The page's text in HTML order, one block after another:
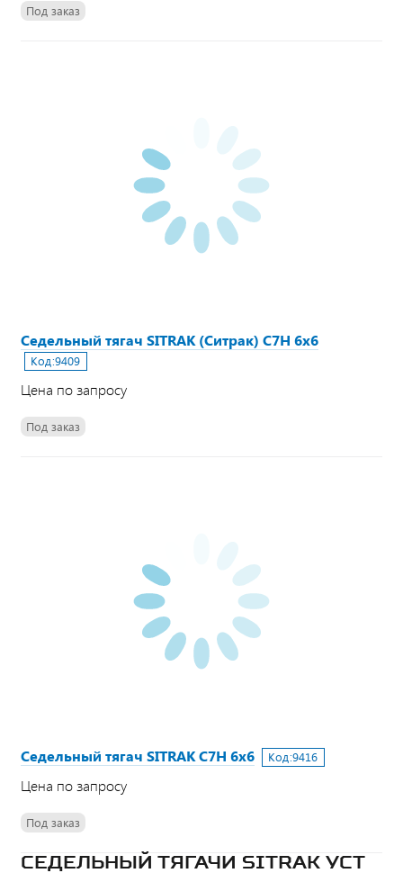
Под заказ
Седельный тягач SITRAK (Ситрак) C7H 6х6
Код:9409
Цена по запросу
Под заказ
Седельный тягач SITRAK C7H 6х6 Код:9416
Цена по запросу
Под заказ
СЕДЕЛЬНЫЙ ТЯГАЧИ SITRAK УСТ